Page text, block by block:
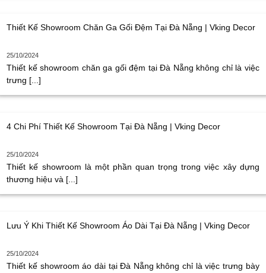
Thiết Kế Showroom Chăn Ga Gối Đệm Tại Đà Nẵng | Vking Decor
25/10/2024
Thiết kế showroom chăn ga gối đệm tại Đà Nẵng không chỉ là việc
trưng [...]
4 Chi Phí Thiết Kế Showroom Tại Đà Nẵng | Vking Decor
25/10/2024
Thiết kế showroom là một phần quan trọng trong việc xây dựng
thương hiệu và [...]
Lưu Ý Khi Thiết Kế Showroom Áo Dài Tại Đà Nẵng | Vking Decor
25/10/2024
Thiết kế showroom áo dài tại Đà Nẵng không chỉ là việc trưng bày